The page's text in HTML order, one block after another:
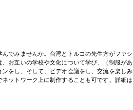
でみませんか。台湾とトルコの先生方がファシ
お互いの学校や文化について学び、（制服があ
をし、そして、ビデオ会議をし、交流を楽しみ
ットワーク上に制作することも可です。詳細は